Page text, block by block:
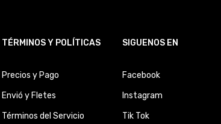
TÉRMINOS Y POLÍTICAS
Precios y Pago
Envió y Fletes
Términos del Servicio
SIGUENOS EN
Facebook
Instagram
Tik Tok